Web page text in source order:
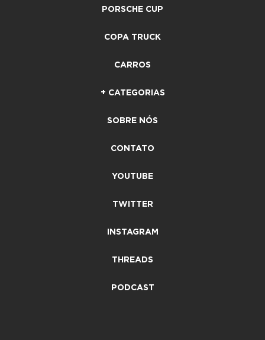
PORSCHE CUP
COPA TRUCK
CARROS
+ CATEGORIAS
SOBRE NÓS
CONTATO
YOUTUBE
TWITTER
INSTAGRAM
THREADS
PODCAST